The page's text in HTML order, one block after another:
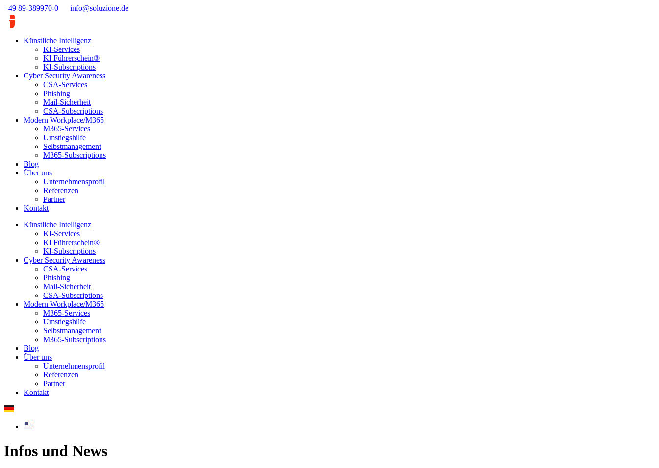
Zum
Inhalt
springen
+49 89-389970-0 info@soluzione.de
Künstliche Intelligenz
KI-Services
KI Führerschein®
KI-Subscriptions
Cyber Security Awareness
CSA-Services
Phishing
Mail-Sicherheit
CSA-Subscriptions
Modern Workplace/M365
M365-Services
Umstiegshilfe
Selbstmanagement
M365-Subscriptions
Blog
Über uns
Unternehmensprofil
Referenzen
Partner
Kontakt
Künstliche Intelligenz
KI-Services
KI Führerschein®
KI-Subscriptions
Cyber Security Awareness
CSA-Services
Phishing
Mail-Sicherheit
CSA-Subscriptions
Modern Workplace/M365
M365-Services
Umstiegshilfe
Selbstmanagement
M365-Subscriptions
Blog
Über uns
Unternehmensprofil
Referenzen
Partner
Kontakt
Infos und News